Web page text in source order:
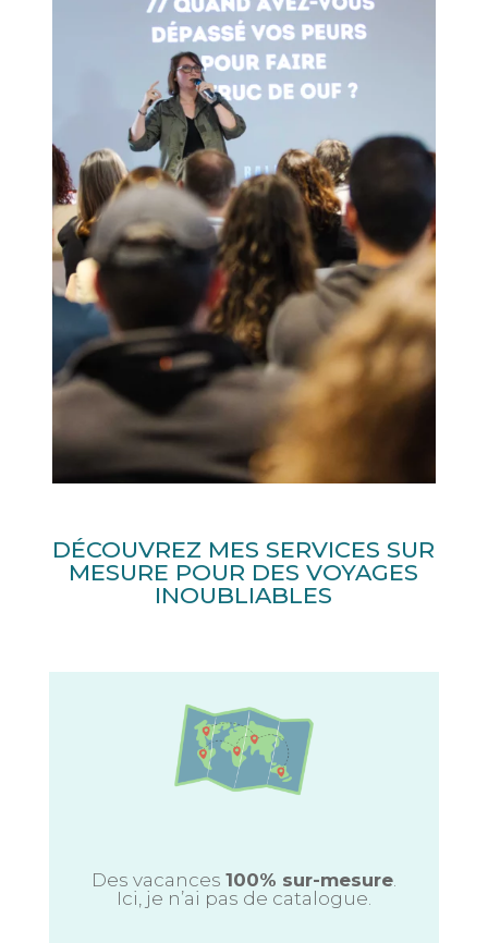
DÉCOUVREZ MES SERVICES SUR
MESURE POUR DES VOYAGES
INOUBLIABLES
Des vacances 100% sur-mesure.
Ici, je n’ai pas de catalogue.